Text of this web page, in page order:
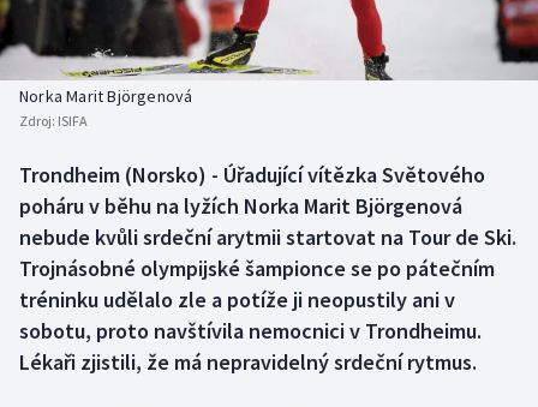
Basketbal
Biatlon
Box
Curling
Dostihy
Florbal
Historické návraty
Aplikace ČT sport
Norka Marit Björgenová
Zdroj: ISIFA
Trondheim (Norsko) - Úřadující vítězka Světového
poháru v běhu na lyžích Norka Marit Björgenová
nebude kvůli srdeční arytmii startovat na Tour de Ski.
Trojnásobné olympijské šampionce se po pátečním
tréninku udělalo zle a potíže ji neopustily ani v
sobotu, proto navštívila nemocnici v Trondheimu.
Lékaři zjistili, že má nepravidelný srdeční rytmus.